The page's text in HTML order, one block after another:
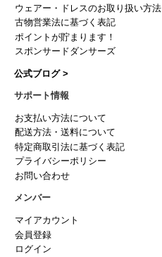
ウェアー・ドレスのお取り扱い方法
古物営業法に基づく表記
ポイントが貯まります！
スポンサードダンサーズ
公式ブログ >
サポート情報
お支払い方法について
配送方法・送料について
特定商取引法に基づく表記
プライバシーポリシー
お問い合わせ
メンバー
マイアカウント
会員登録
ログイン